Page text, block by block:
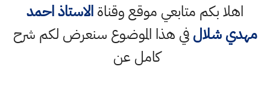
اهلا بكم متابعي موقع وقناةالاستاذ احمد
مهدي شلالفي هذا الموضوع سنعرض لكم شرح
كامل عن